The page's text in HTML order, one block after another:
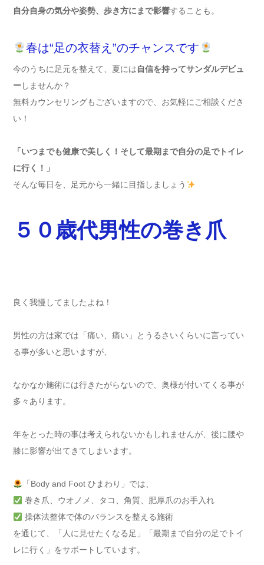
自分自身の気分や姿勢、歩き方にまで影響することも。
春は“足の衣替え”のチャンスです
今のうちに足元を整えて、夏には自信を持ってサンダルデビュ
ーしませんか？
無料カウンセリングもございますので、お気軽にご相談くださ
い！
「いつまでも健康で美しく！そして最期まで自分の足でトイレ
に行く！」
そんな毎日を、足元から一緒に目指しましょう
５０歳代男性の巻き爪
良く我慢してましたよね！
男性の方は家では「痛い、痛い」とうるさいくらいに言ってい
る事が多いと思いますが、
なかなか施術には行きたがらないので、奥様が付いてくる事が
多々あります。
年をとった時の事は考えられないかもしれませんが、後に腰や
膝に影響が出てきてしまいます。
「Body and Foot ひまわり」では、
巻き爪、ウオノメ、タコ、角質、肥厚爪のお手入れ
操体法整体で体のバランスを整える施術
を通じて、「人に見せたくなる足」「最期まで自分の足でトイ
レに行く」をサポートしています。